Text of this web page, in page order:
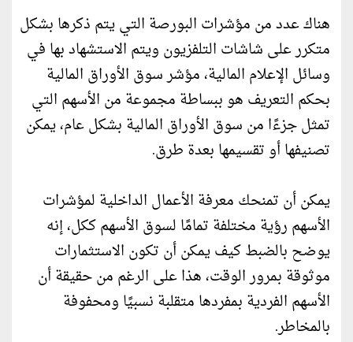
هناك عدد من مؤشرات البورصة التي يتم ذكرها بشكل
متكرر على شاشات التلفزيون ويتم الاستشهاد بها في
وسائل الإعلام المالية، مؤشر سوق الأوراق المالية
بحكم التعريف هو ببساطة مجموعة من الأسهم التي
تمثل جزءًا من سوق الأوراق المالية بشكل عام، يمكن
تصنيفها أو تقسيمها بعدة طرق.
يمكن أن تمنحك معرفة الأعمال الداخلية لمؤشرات
الأسهم رؤية مختلفة تمامًا لسوق الأسهم ككل، إنه
يوضح بالضبط كيف يمكن أن تكون الاستثمارات
موثوقة بمرور الوقت، هذا على الرغم من حقيقة أن
الأسهم الفردية بمفردها متقلبة نسبيًا ومحفوفة
بالمخاطر.